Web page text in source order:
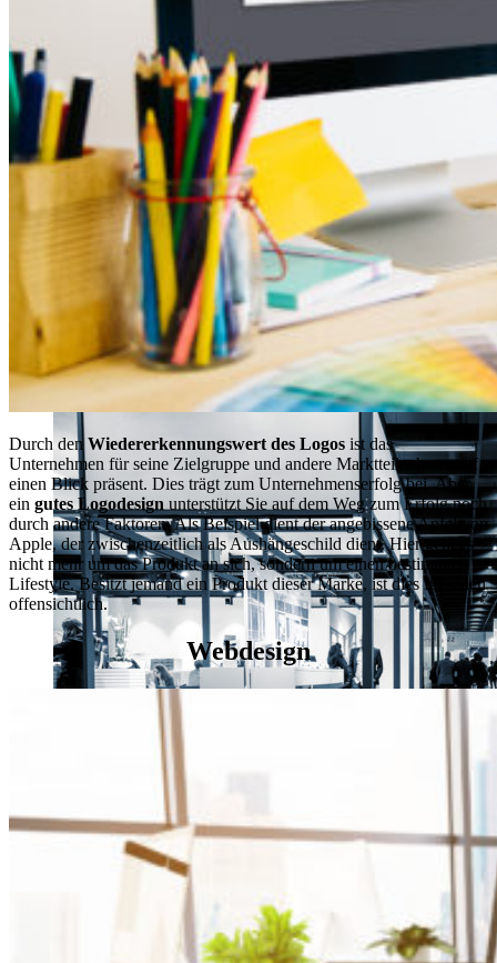
Displaysysteme
Durch denWiedererkennungswert des Logos ist das
Unternehmen für seine Zielgruppe und andere Marktteilnehmer auf
einen Blick präsent. Dies trägt zum Unternehmenserfolg bei. Aber
ein gutes Logodesignunterstützt Sie auf dem Weg zum Erfolg noch
durch andere Faktoren. Als Beispiel dient der angebissene Apfel von
Apple, der zwischenzeitlich als Aushängeschild dient. Hier geht es
nicht mehr um das Produkt an sich, sondern um einen bestimmten
Lifestyle. Besitzt jemand ein Produkt dieser Marke, ist dies für jeden
offensichtlich.
Webdesign